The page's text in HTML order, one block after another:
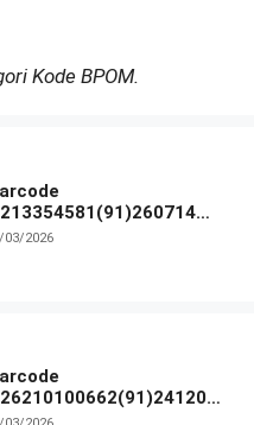
Kode BPOM.
03/2026